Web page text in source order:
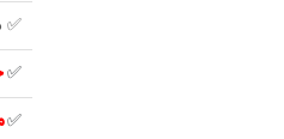
✅
✅
✅